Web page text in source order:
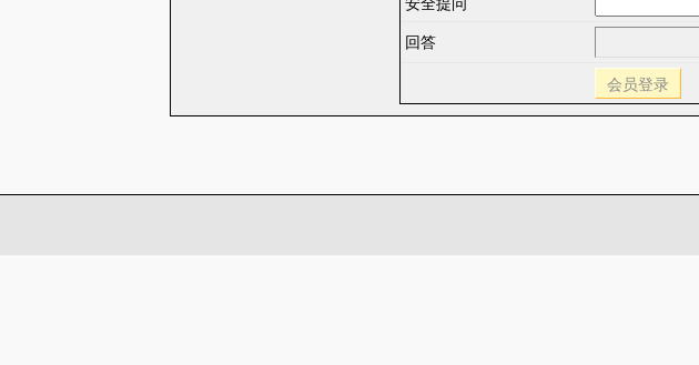
回答
会员登录